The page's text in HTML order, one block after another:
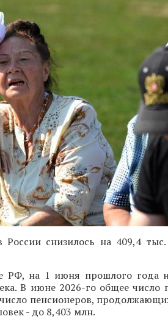
России снизилось на 409,4
РФ, на 1 июня прошлого года
В июне 2026-го общее число
пенсионеров,
- до 8,403 млн.